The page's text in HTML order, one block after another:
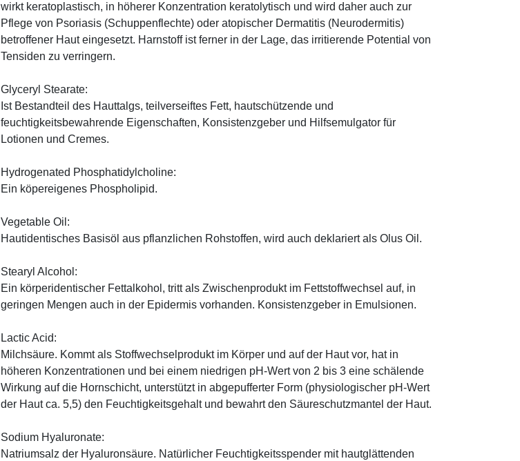
wirkt keratoplastisch, in höherer Konzentration keratolytisch und wird daher auch zur
Pflege von Psoriasis (Schuppenflechte) oder atopischer Dermatitis (Neurodermitis)
betroffener Haut eingesetzt. Harnstoff ist ferner in der Lage, das irritierende Potential von
Tensiden zu verringern.
Glyceryl Stearate:
Ist Bestandteil des Hauttalgs, teilverseiftes Fett, hautschützende und
feuchtigkeitsbewahrende Eigenschaften, Konsistenzgeber und Hilfsemulgator für
Lotionen und Cremes.
Hydrogenated Phosphatidylcholine:
Ein köpereigenes Phospholipid.
Vegetable Oil:
Hautidentisches Basisöl aus pflanzlichen Rohstoffen, wird auch deklariert als Olus Oil.
Stearyl Alcohol:
Ein körperidentischer Fettalkohol, tritt als Zwischenprodukt im Fettstoffwechsel auf, in
geringen Mengen auch in der Epidermis vorhanden. Konsistenzgeber in Emulsionen.
Lactic Acid:
Milchsäure. Kommt als Stoffwechselprodukt im Körper und auf der Haut vor, hat in
höheren Konzentrationen und bei einem niedrigen pH-Wert von 2 bis 3 eine schälende
Wirkung auf die Hornschicht, unterstützt in abgepufferter Form (physiologischer pH-Wert
der Haut ca. 5,5) den Feuchtigkeitsgehalt und bewahrt den Säureschutzmantel der Haut.
Sodium Hyaluronate:
Natriumsalz der Hyaluronsäure. Natürlicher Feuchtigkeitsspender mit hautglättenden